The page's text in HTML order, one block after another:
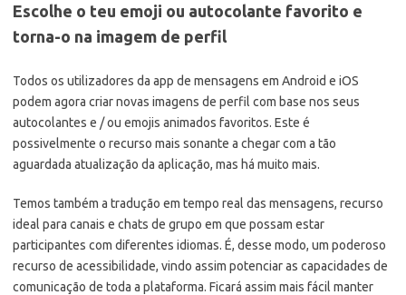
Escolhe o teu emoji ou autocolante favorito e
torna-o na imagem de perfil
Todos os utilizadores da app de mensagens em Android e iOS
podem agora criar novas imagens de perfil com base nos seus
autocolantes e / ou emojis animados favoritos. Este é
possivelmente o recurso mais sonante a chegar com a tão
aguardada atualização da aplicação, mas há muito mais.
Temos também a tradução em tempo real das mensagens, recurso
ideal para canais e chats de grupo em que possam estar
participantes com diferentes idiomas. É, desse modo, um poderoso
recurso de acessibilidade, vindo assim potenciar as capacidades de
comunicação de toda a plataforma. Ficará assim mais fácil manter